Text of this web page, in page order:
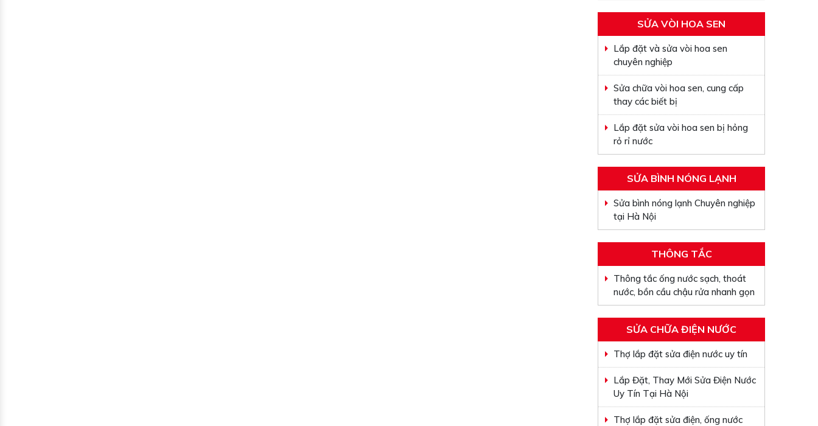
SỬA VÒI HOA SEN
Lắp đặt và sửa vòi hoa sen
chuyên nghiệp
Sửa chữa vòi hoa sen, cung cấp
thay các biết bị
Lắp đặt sửa vòi hoa sen bị hỏng
rỏ rỉ nước
SỬA BÌNH NÓNG LẠNH
Sửa bình nóng lạnh Chuyên nghiệp
tại Hà Nội
THÔNG TẮC
Thông tắc ống nước sạch, thoát
nước, bồn cầu chậu rửa nhanh gọn
SỬA CHỮA ĐIỆN NƯỚC
Thợ lắp đặt sửa điện nước uy tín
Lắp Đặt, Thay Mới Sửa Điện Nước
Uy Tín Tại Hà Nội
Thợ lắp đặt sửa điện, ống nước